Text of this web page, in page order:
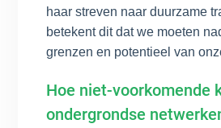
haar streven naar duurzame
betekent dit dat we moeten
grenzen en potentieel van
Hoe niet-voorkomende
ondergrondse